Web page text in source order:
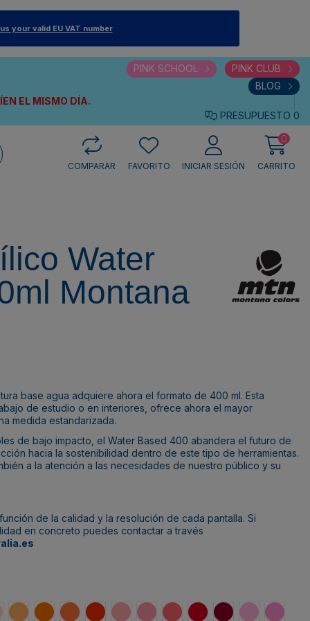
your valid EU VAT number
EL MISMO DÍA.
PINK SCHOOL
PINK CLUB
BLOG
PRESUPUESTO 0
COMPARAR
FAVORITO INICIAR SESIÓN
0
CARRITO
Water
Montana
base agua adquiere ahora el formato de 400 ml. Esta
de estudio o en interiores, ofrece ahora el mayor
medida estandarizada.
de bajo impacto, el Water Based 400 abandera el futuro de
hacia la sostenibilidad dentro de este tipo de herramientas.
a la atención a las necesidades de nuestro público y su
de la calidad y la resolución de cada pantalla. Si
en concreto puedes contactar a través
KrugerDalai
MandarinaNaranja Naranja Calcuta
Naranja Oriente
Rojo Medusa
Rojo BudaRojo ClaroRojo MadridRojo Burdeos
Rosa VicioRosa